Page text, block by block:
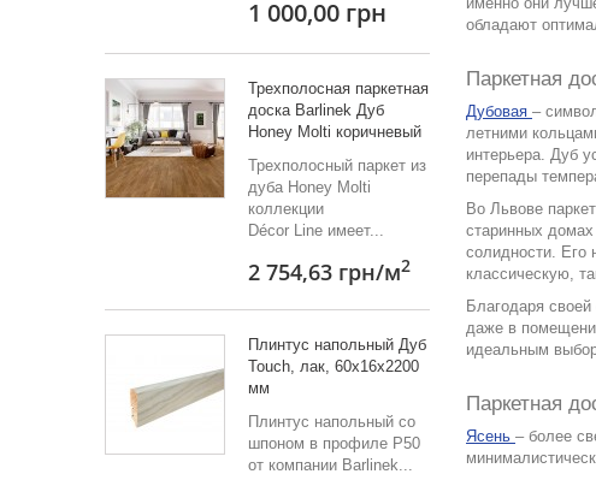
1 000,00 грн
Трехполосная паркетная
доска Barlinek Дуб
Honey Molti коричневый
Трехполосный паркет из
дуба Honey Molti
коллекции
Décor Line имеет...
2 754,63 грн/м2
Плинтус напольный Дуб
Touch, лак, 60х16х2200
мм
Плинтус напольный со
шпоном в профиле Р50
от компании Barlinek...
обладают
Паркетная
Дубовая –
летними
интерьера. Дуб
перепады
Во Львове
старинных
солидности. Его
классическую,
Благодаря
даже в
идеальным
Паркетная
Ясень – более